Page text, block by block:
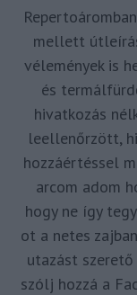
mellett
vélemények is
és
hivatkozás
leellenőrzött,
hozzáértéssel
arcom adom
hogy ne így
ot a netes
utazást
szólj hozzá a